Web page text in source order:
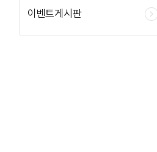
이벤트게시판